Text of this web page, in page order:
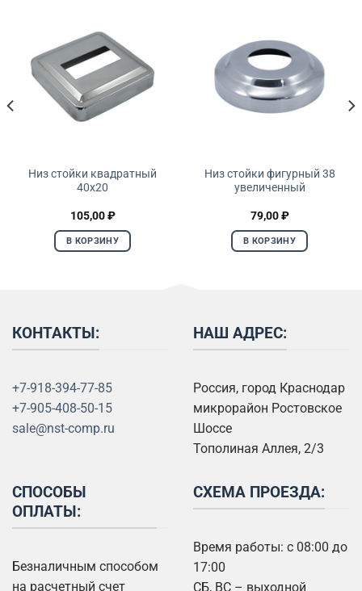
Низ стойки квадратный
40х20
105,00₽
В КОРЗИНУ
Низ стойки фигурный 38
увеличенный
79,00₽
В КОРЗИНУ
КОНТАКТЫ:
+7-918-394-77-85
+7-905-408-50-15
sale@nst-comp.ru
НАШ АДРЕС:
Россия, город Краснодар
микрорайон Ростовское
Шоссе
Тополиная Аллея, 2/3
СПОСОБЫ
ОПЛАТЫ:
Безналичным способом
на расчетный счет
СХЕМА ПРОЕЗДА:
Время работы: с 08:00 до
17:00
СБ, ВС – выходной